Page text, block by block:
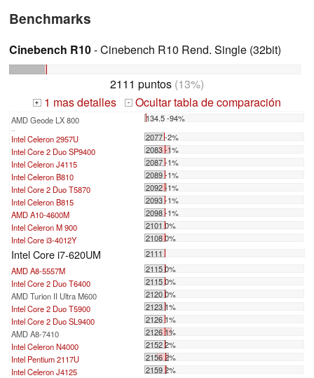
Benchmarks
Cinebench R10- Cinebench R10 Rend. Single (32bit)
2111 puntos (13%)
+ 1 mas detalles - Ocultar tabla de comparación
AMD Geode LX 800 134.5 -94%
Intel Celeron 2957U
2077 -2%
Intel Core 2 Duo SP9400
2083 -1%
Intel Celeron J4115
2087 -1%
Intel Celeron B810
2089 -1%
Intel Core 2 Duo T5870
2092 -1%
Intel Celeron B815
2093 -1%
AMD A10-4600M
2098 -1%
Intel Celeron M 900
2101 0%
Intel Core i3-4012Y
2108 0%
Intel Core i7-620UM
2111
AMD A8-5557M
2115 0%
Intel Core 2 Duo T6400
2115 0%
AMD Turion II Ultra M600
2120 0%
Intel Core 2 Duo T5900
2123 1%
Intel Core 2 Duo SL9400
2126 1%
AMD A8-7410
2126 1%
Intel Celeron N4000
2152 2%
Intel Pentium 2117U
2156 2%
Intel Celeron J4125
2159 2%